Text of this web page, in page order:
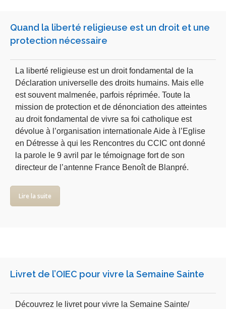
Quand la liberté religieuse est un droit et une
protection nécessaire
La liberté religieuse est un droit fondamental de la
Déclaration universelle des droits humains. Mais elle
est souvent malmenée, parfois réprimée. Toute la
mission de protection et de dénonciation des atteintes
au droit fondamental de vivre sa foi catholique est
dévolue à l’organisation internationale Aide à l’Eglise
en Détresse à qui les Rencontres du CCIC ont donné
la parole le 9 avril par le témoignage fort de son
directeur de l’antenne France Benoît de Blanpré.
Lire la suite
Livret de l’OIEC pour vivre la Semaine Sainte
Découvrez le livret pour vivre la Semaine Sainte/